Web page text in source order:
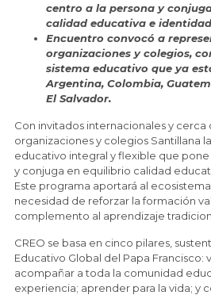
centro a la persona y
calidad educativa e
Encuentro convocó a
organizaciones y colegios,
sistema educativo que ya
Argentina, Colombia,
El Salvador.
Con invitados internacionales y
organizaciones y colegios Santillana
educativo integral y flexible que
y conjuga en equilibrio calidad
Este programa aportará al
necesidad de reforzar la formación
complemento al aprendizaje
CREO se basa en cinco pilares,
Educativo Global del Papa Francisco:
acompañar a toda la comunidad
experiencia; aprender para la vida; y